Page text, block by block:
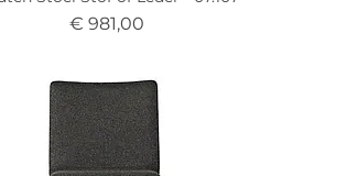
Prijs
€ 981,00